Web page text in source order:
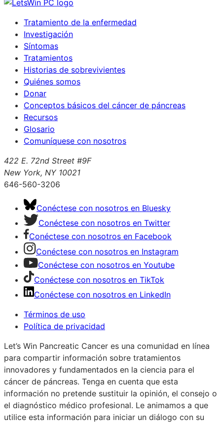
Tratamiento de la enfermedad
Investigación
Síntomas
Tratamientos
Historias de sobrevivientes
Quiénes somos
Donar
Conceptos básicos del cáncer de páncreas
Recursos
Glosario
Comuníquese con nosotros
422 E. 72nd Street #9F
New York, NY 10021
646-560-3206
Conéctese con nosotros en Bluesky
Conéctese con nosotros en Twitter
Conéctese con nosotros en Facebook
Conéctese con nosotros en Instagram
Conéctese con nosotros en Youtube
Conéctese con nosotros en TikTok
Conéctese con nosotros en LinkedIn
Términos de uso
Política de privacidad
Let’s Win Pancreatic Cancer es una comunidad en línea
para compartir información sobre tratamientos
innovadores y fundamentados en la ciencia para el
cáncer de páncreas. Tenga en cuenta que esta
información no pretende sustituir la opinión, el consejo o
el diagnóstico médico profesional. Le animamos a que
utilice esta información para iniciar un diálogo con su